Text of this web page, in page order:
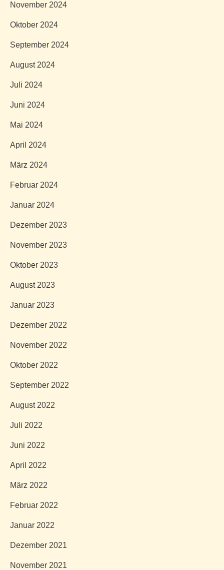
November 2024
Oktober 2024
September 2024
August 2024
Juli 2024
Juni 2024
Mai 2024
April 2024
März 2024
Februar 2024
Januar 2024
Dezember 2023
November 2023
Oktober 2023
August 2023
Januar 2023
Dezember 2022
November 2022
Oktober 2022
September 2022
August 2022
Juli 2022
Juni 2022
April 2022
März 2022
Februar 2022
Januar 2022
Dezember 2021
November 2021